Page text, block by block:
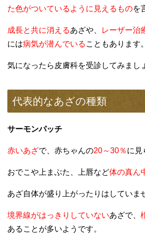
た色がついているように見えるものを
成長と共に消えるあざや、 レーザー治
には病気が潜んでいる こともあります。
気になったら皮膚科を受診してみまし
代表的なあざの種類
サーモンパッチ
赤いあざで、赤ちゃんの20～30％に見
おでこや上まぶた、上唇など体の真ん
あざ自体が盛り上がったりはしていま
境界線がはっきりしていないあざで、
あることが多いようです。